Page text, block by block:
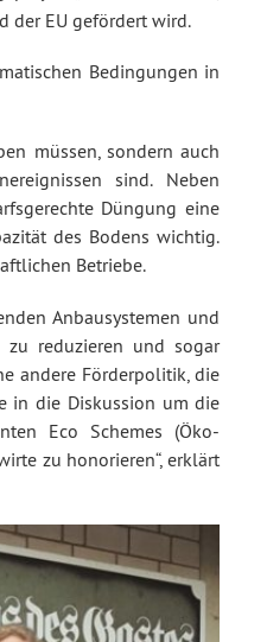
der EU gefördert wird.
Bedingungen in
müssen, sondern auch
sind. Neben
Düngung eine
des Bodens wichtig.
Betriebe.
Anbausystemen und
zu reduzieren und sogar
andere Förderpolitik, die
in die Diskussion um die
Eco Schemes (Öko-
zu honorieren“, erklärt